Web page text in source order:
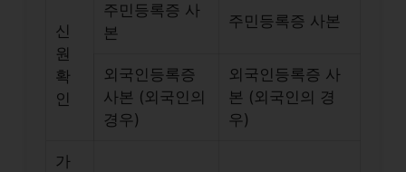
신
원
확
인
주민등록증 사
본
주민등록증 사본
외국인등록증
사본 (외국인의
경우)
외국인등록증 사
본 (외국인의 경
우)
가